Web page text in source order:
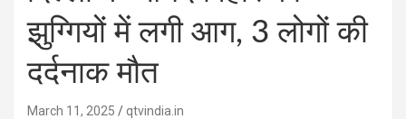
झुग्गियों में लगी आग, 3 लोगों की
दर्दनाक मौत
March 11, 2025 qtvindia.in